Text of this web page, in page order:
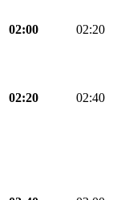
02:00 02:20
02:20 02:40